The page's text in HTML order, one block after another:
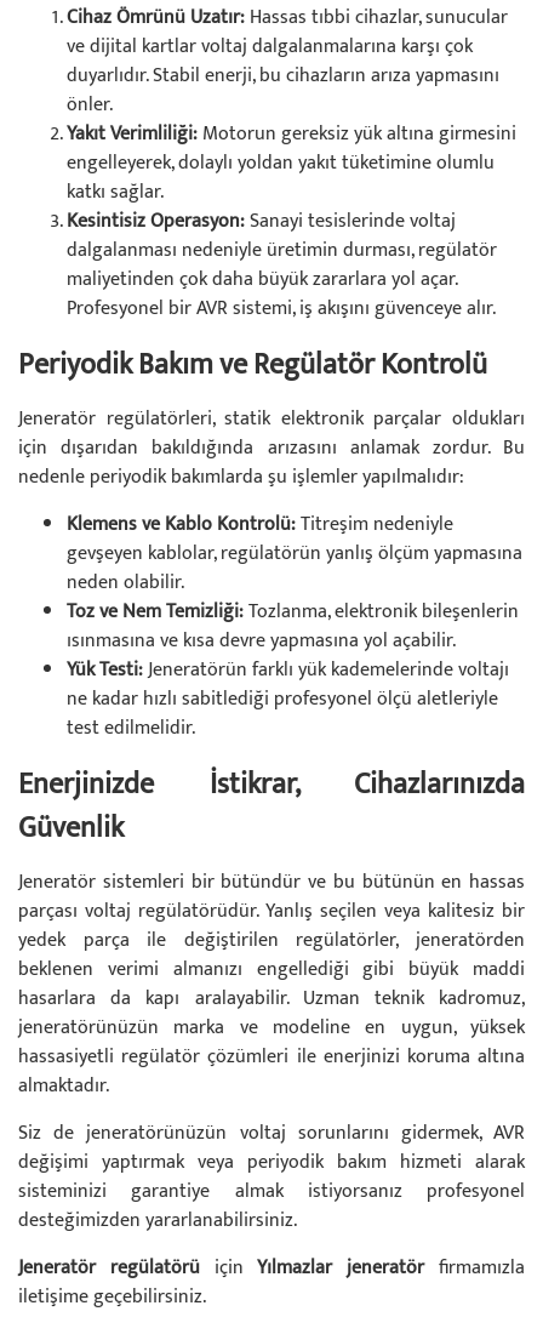
Cihaz Ömrünü Uzatır:Hassas tıbbi cihazlar, sunucular
ve dijital kartlar voltaj dalgalanmalarına karşı çok
duyarlıdır. Stabil enerji, bu cihazların arıza yapmasını
önler.
Yakıt Verimliliği:Motorun gereksiz yük altına girmesini
engelleyerek, dolaylı yoldan yakıt tüketimine olumlu
katkı sağlar.
Kesintisiz Operasyon:Sanayi tesislerinde voltaj
dalgalanması nedeniyle üretimin durması, regülatör
maliyetinden çok daha büyük zararlara yol açar.
Profesyonel bir AVR sistemi, iş akışını güvenceye alır.
Periyodik Bakım ve Regülatör Kontrolü
Jeneratör regülatörleri, statik elektronik parçalar oldukları
için dışarıdan bakıldığında arızasını anlamak zordur. Bu
nedenle periyodik bakımlarda şu işlemler yapılmalıdır:
Klemens ve Kablo Kontrolü:Titreşim nedeniyle
gevşeyen kablolar, regülatörün yanlış ölçüm yapmasına
neden olabilir.
Toz ve Nem Temizliği:Tozlanma, elektronik bileşenlerin
ısınmasına ve kısa devre yapmasına yol açabilir.
Yük Testi:Jeneratörün farklı yük kademelerinde voltajı
ne kadar hızlı sabitlediği profesyonel ölçü aletleriyle
test edilmelidir.
Enerjinizde İstikrar, Cihazlarınızda
Güvenlik
Jeneratör sistemleri bir bütündür ve bu bütünün en hassas
parçası voltaj regülatörüdür. Yanlış seçilen veya kalitesiz bir
yedek parça ile değiştirilen regülatörler, jeneratörden
beklenen verimi almanızı engellediği gibi büyük maddi
hasarlara da kapı aralayabilir. Uzman teknik kadromuz,
jeneratörünüzün marka ve modeline en uygun, yüksek
hassasiyetli regülatör çözümleri ile enerjinizi koruma altına
almaktadır.
Siz de jeneratörünüzün voltaj sorunlarını gidermek, AVR
değişimi yaptırmak veya periyodik bakım hizmeti alarak
sisteminizi garantiye almak istiyorsanız profesyonel
desteğimizden yararlanabilirsiniz.
Jeneratör regülatörüiçinYılmazlar jeneratörfirmamızla
iletişime geçebilirsiniz.